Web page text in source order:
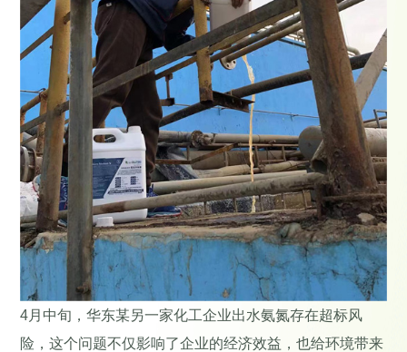
4月中旬，华东某另一家化工企业出水氨氮存在超标风
险，这个问题不仅影响了企业的经济效益，也给环境带来